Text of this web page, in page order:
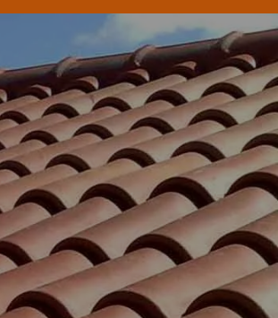
de toiture
24
Urgence fuite de
toiture 24